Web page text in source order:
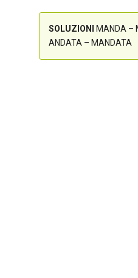
SOLUZIONI
MANDA –
ANDATA – MANDATA